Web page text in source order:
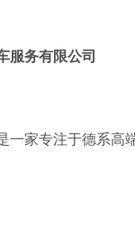
服务有限公司